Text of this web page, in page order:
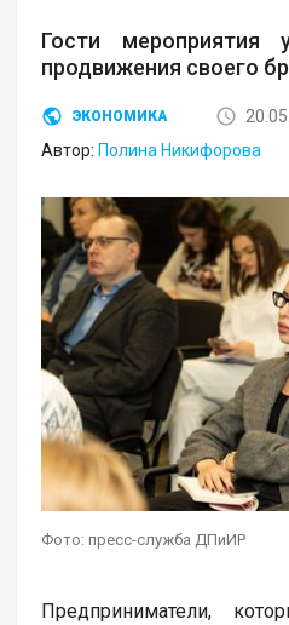
Гости мероприятия
продвижения своего
ЭКОНОМИКА
Автор: Полина Никифорова
Фото: пресс-служба ДПиИР
Предприниматели,